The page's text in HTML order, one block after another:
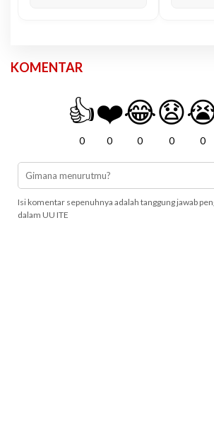
KOMENTAR
👍
0
❤️
0
😂
0
😧
0 0
Isi komentar sepenuhnya adalah tanggung jawab
dalam UU ITE